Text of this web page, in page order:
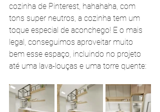
cozinha de Pinterest, hahahaha, com
tons super neutros, a cozinha tem um
toque especial de aconchego! E o mais
legal, conseguimos aproveitar muito
bem esse espaço, incluindo no projeto
até uma lava-louças e uma torre quente: